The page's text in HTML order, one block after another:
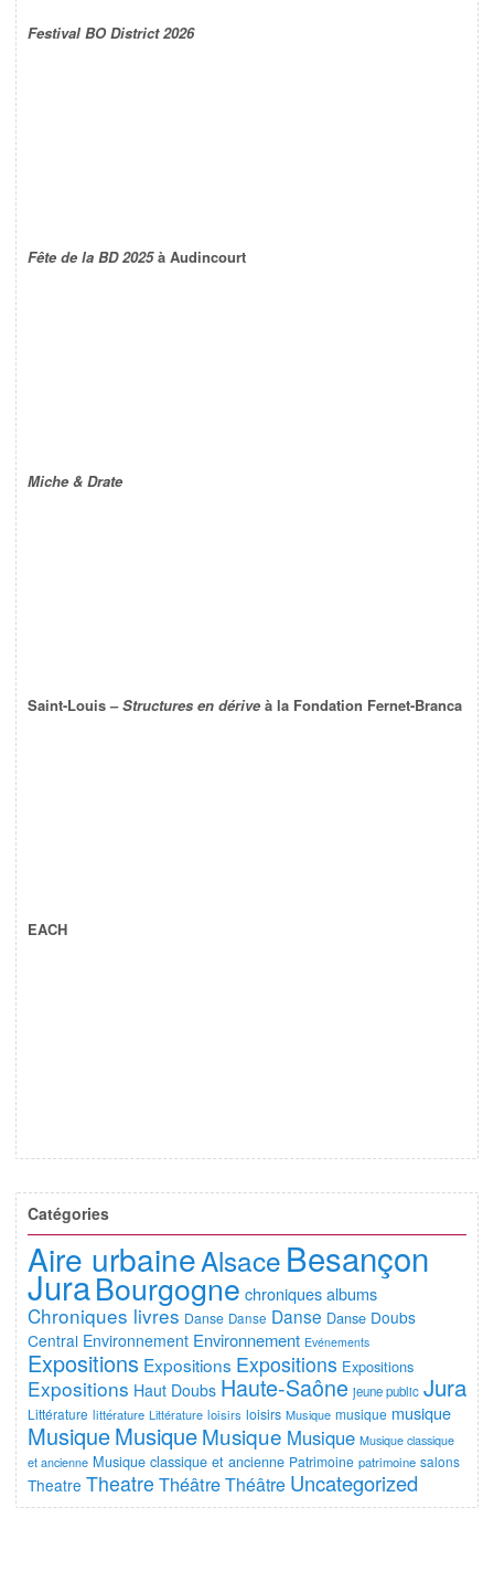
Festival BO District 2026
Fête de la BD 2025à Audincourt
Miche & Drate
Saint-Louis –Structures en dérive à la Fondation Fernet-Branca
EACH
Catégories
Aire urbaineAlsace Besançon
JuraBourgogne chroniques albums
Chroniques livres Danse Danse Danse Danse Doubs
Central Environnement Environnement Evénements
Expositions Expositions Expositions Expositions
Expositions Haut Doubs Haute-Saône jeune public Jura
Littérature littérature Littérature loisirs loisirs Musique musique musique
MusiqueMusiqueMusique Musique Musique classique
et ancienne Musique classique et ancienne Patrimoine patrimoine salons
Theatre Theatre ThéâtreThéâtre Uncategorized